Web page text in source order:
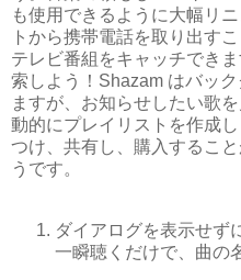
も使用できるように大幅リ
トから携帯電話を取り出す
テレビ番組をキャッチでき
索しよう！Shazam はバッ
ますが、お知らせしたい歌
動的にプレイリストを作成
つけ、共有し、購入するこ
うです。
ダイアログを表示せず
一瞬聴くだけで、曲の